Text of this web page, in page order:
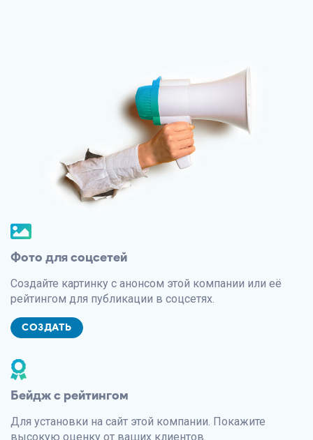
Фото для соцсетей
Создайте картинку с анонсом этой компании или её
рейтингом для публикации в соцсетях.
СОЗДАТЬ
Бейдж с рейтингом
Для установки на сайт этой компании. Покажите
высокую оценку от ваших клиентов.